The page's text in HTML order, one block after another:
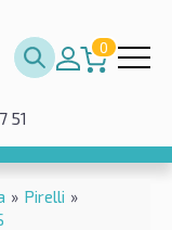
0
51
» Pirelli »